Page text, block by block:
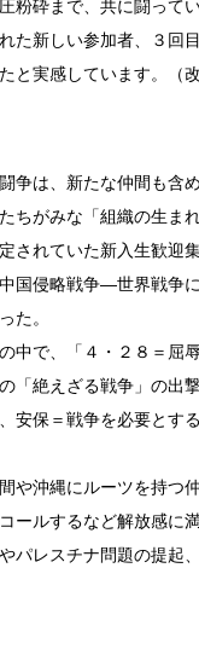
粉砕まで、共に闘っ
た新しい参加者、３回
と実感しています。（
は、新たな仲間も含
がみな「組織の生ま
れていた新入生歓迎
国侵略戦争―世界戦争
た。
で、「４・２８＝屈
「絶えざる戦争」の出
安保＝戦争を必要とす
沖縄にルーツを持つ
ルするなど解放感に
レスチナ問題の提起